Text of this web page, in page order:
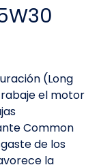
(Long
el motor
Common
de los
la